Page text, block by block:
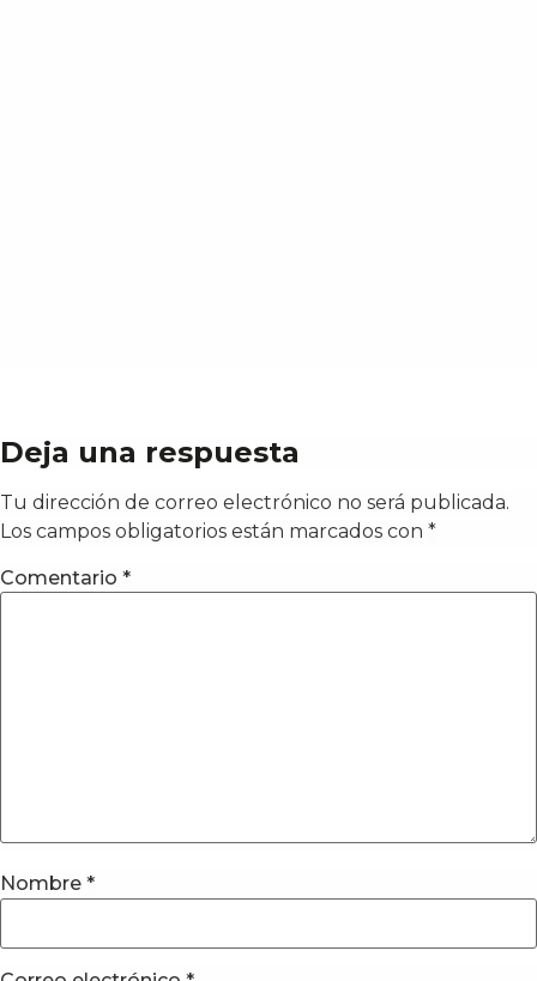
Deja una respuesta
Tu dirección de correo electrónico no será publicada.
Los campos obligatorios están marcados con *
Comentario *
Nombre *